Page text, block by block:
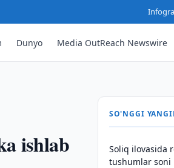
Dunyo Media OutReach Newswire
ishlab
SO'NGGI
Soliq ilovasida
tushumlar soni